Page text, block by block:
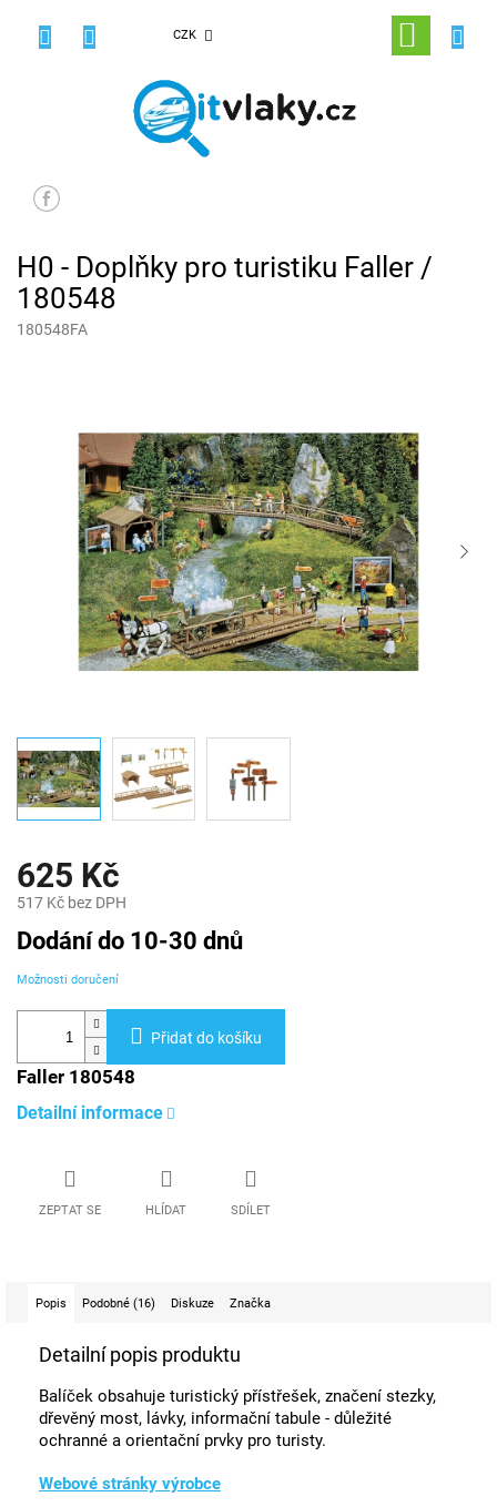
CZK
NÁKUPNÍ
KOŠÍK
H0 - Doplňky pro turistiku Faller /
180548
180548FA
625 Kč
517 Kč bez DPH
Měrná
cena:
Dodání do 10-30 dnů
Možnosti doručení
Přidat do košíku
Faller 180548
Detailní informace
ZEPTAT SE HLÍDAT SDÍLET
Popis Podobné (16) Diskuze Značka
Detailní popis produktu
Balíček obsahuje turistický přístřešek, značení stezky,
dřevěný most, lávky, informační tabule - důležité
ochranné a orientační prvky pro turisty.
Webové stránky výrobce